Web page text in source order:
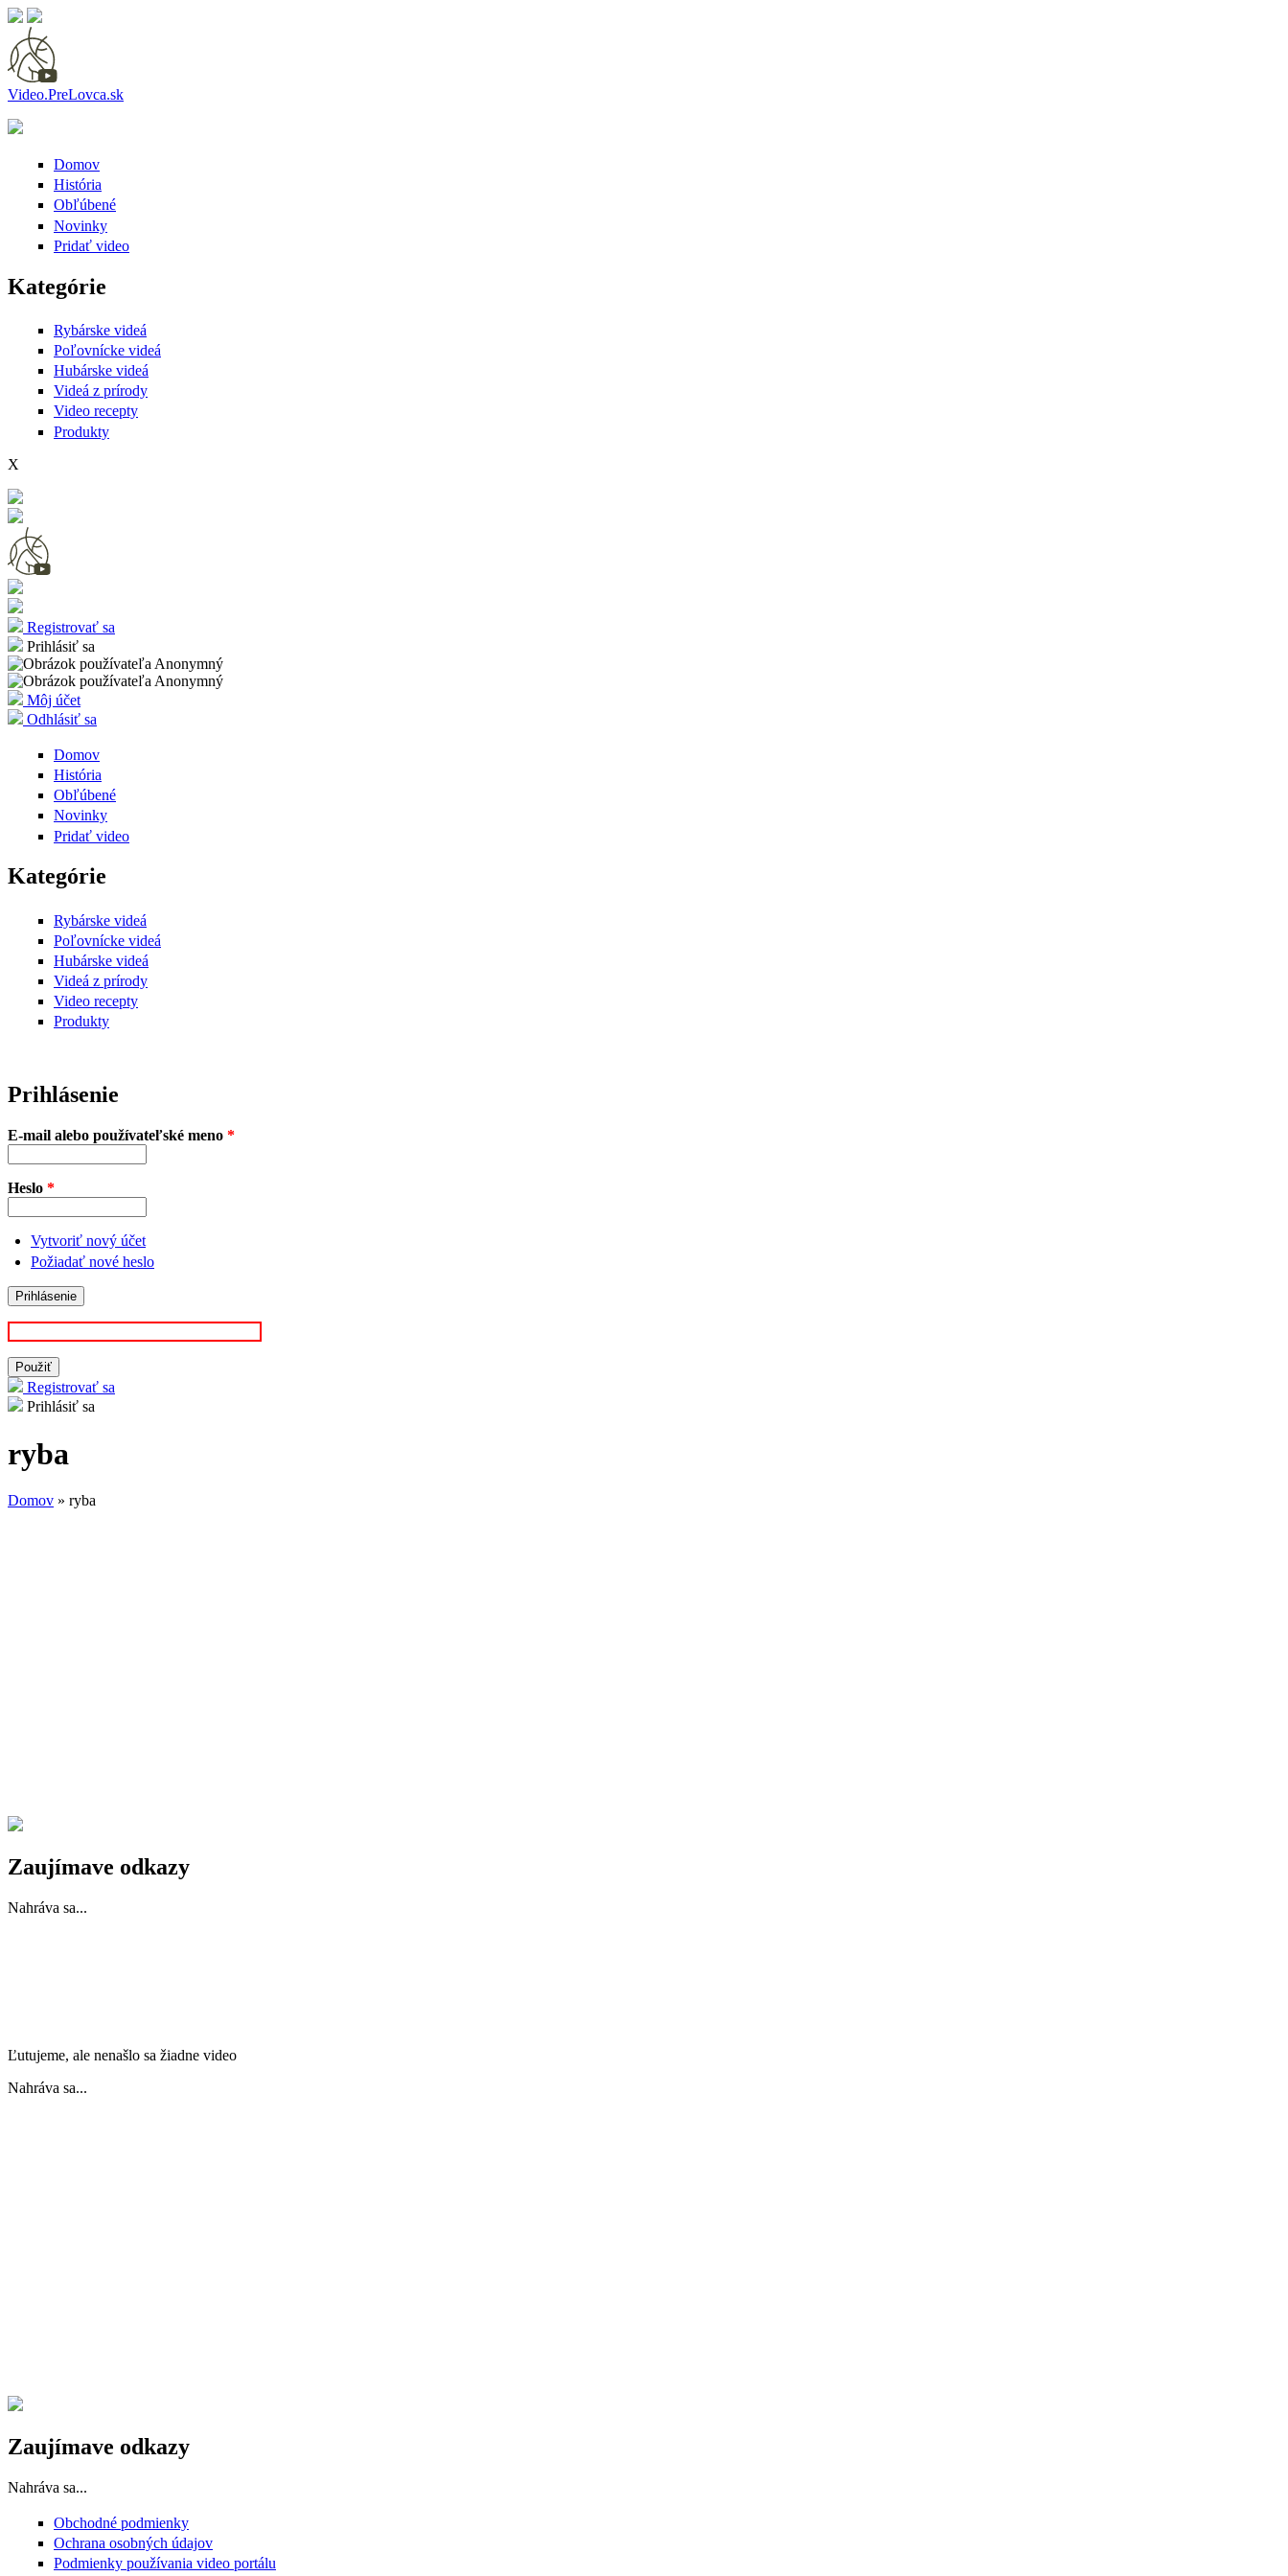
Video.PreLovca.sk
Domov
História
Obľúbené
Novinky
Pridať video
Kategórie
Rybárske videá
Poľovnícke videá
Hubárske videá
Videá z prírody
Video recepty
Produkty
X
Registrovať sa
Prihlásiť sa
Môj účet
Odhlásiť sa
Domov
História
Obľúbené
Novinky
Pridať video
Kategórie
Rybárske videá
Poľovnícke videá
Hubárske videá
Videá z prírody
Video recepty
Produkty
Prihlásenie
E-mail alebo používateľské meno *
Heslo *
Vytvoriť nový účet
Požiadať nové heslo
Registrovať sa
Prihlásiť sa
ryba
Domov » ryba
Zaujímave odkazy
Nahráva sa...
Ľutujeme, ale nenašlo sa žiadne video
Nahráva sa...
Zaujímave odkazy
Nahráva sa...
Obchodné podmienky
Ochrana osobných údajov
Podmienky používania video portálu